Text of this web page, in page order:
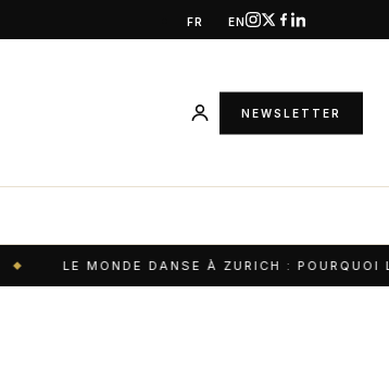
FR EN
NEWSLETTER
LE MONDE DANSE À ZURICH : POURQUOI LA